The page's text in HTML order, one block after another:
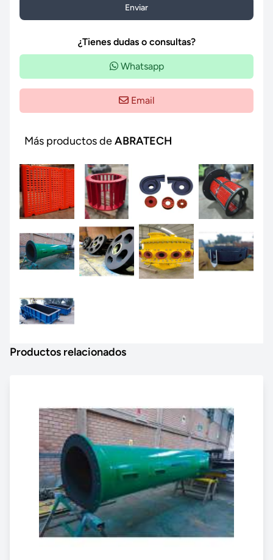
Enviar
¿Tienes dudas o consultas?
Whatsapp
Email
Más productos deABRATECH
Productos relacionados